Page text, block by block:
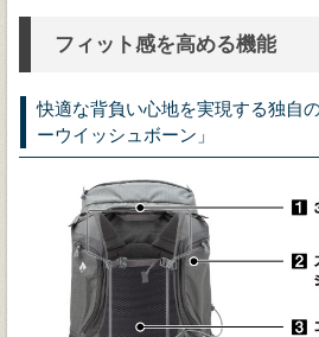
フィット感を高める機能
快適な背負い心地を実現する独自
ーウイッシュボーン」